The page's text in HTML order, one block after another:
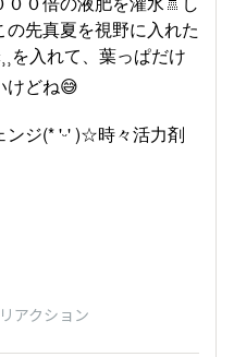
先真夏を視野に入れた
を入れて、葉っぱだけ
けどね😅
ジ(* 'ᵕ' )☆時々活力剤
アクション